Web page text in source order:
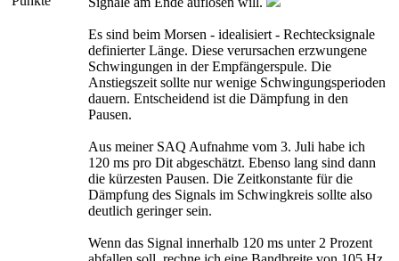
Es sind beim Morsen - idealisiert - Rechtecksignale
definierter Länge. Diese verursachen erzwungene
Schwingungen in der Empfängerspule. Die
Anstiegszeit sollte nur wenige Schwingungsperioden
dauern. Entscheidend ist die Dämpfung in den
Pausen.
Aus meiner SAQ Aufnahme vom 3. Juli habe ich
120 ms pro Dit abgeschätzt. Ebenso lang sind dann
die kürzesten Pausen. Die Zeitkonstante für die
Dämpfung des Signals im Schwingkreis sollte also
deutlich geringer sein.
Wenn das Signal innerhalb 120 ms unter 2 Prozent